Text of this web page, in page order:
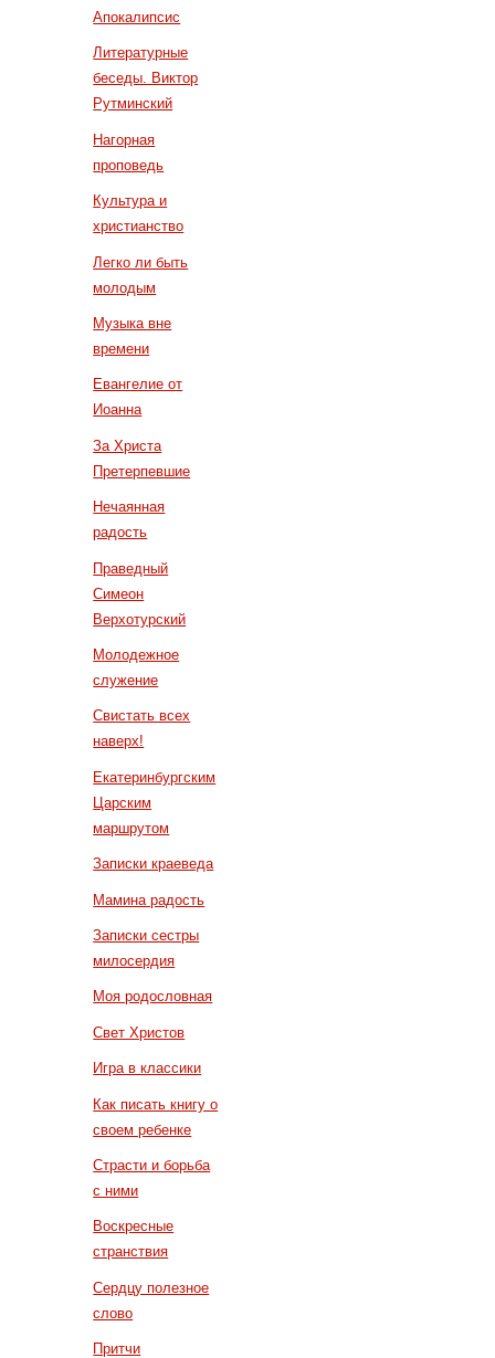
Апокалипсис
Литературные
беседы. Виктор
Рутминский
Нагорная
проповедь
Культура и
христианство
Легко ли быть
молодым
Музыка вне
времени
Евангелие от
Иоанна
За Христа
Претерпевшие
Нечаянная
радость
Праведный
Симеон
Верхотурский
Молодежное
служение
Свистать всех
наверх!
Екатеринбургским
Царским
маршрутом
Записки краеведа
Мамина радость
Записки сестры
милосердия
Моя родословная
Свет Христов
Игра в классики
Как писать книгу о
своем ребенке
Страсти и борьба
с ними
Воскресные
странствия
Сердцу полезное
слово
Притчи